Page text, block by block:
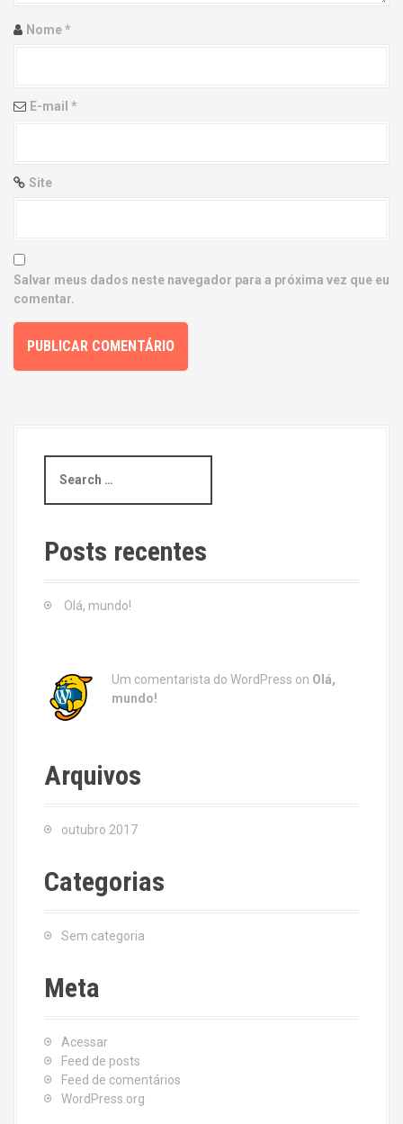
i
n
Nome*
E-mail *
Site
Salvar meus dados neste navegador para a próxima vez que eu
comentar.
a
c
h
Posts recentes
Olá, mundo!
Um comentarista do WordPress on Olá,
mundo!
Arquivos
outubro 2017
Categorias
Sem categoria
Meta
Acessar
Feed de posts
Feed de comentários
WordPress.org